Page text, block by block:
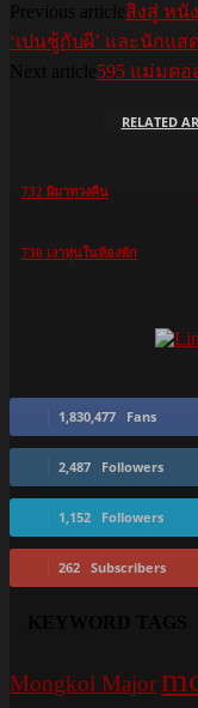
Previous articleสิงสู่ หนั
‘เปนชู้กับผี’ และนักแส
Next article595 แม่มด
RELATED
732 ผีมาทวงคืน
730 เงาหุ่นในห้องพัก
1,830,477 Fans
2,487 Followers
1,152 Followers
262 Subscribers
Mongkol Major